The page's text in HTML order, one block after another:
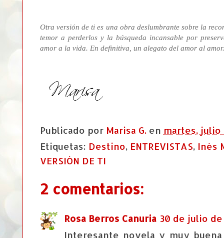
Otra versión de ti es una obra deslumbrante sobre la
temor a perderlos y la búsqueda incansable por
amor a la vida. En definitiva, un alegato del amor al
Publicado por Marisa G. en martes, julio
Etiquetas: Destino, ENTREVISTAS, Inés
VERSIÓN DE TI
2 comentarios:
Rosa Berros Canuria 30 de julio de
Interesante novela y muy